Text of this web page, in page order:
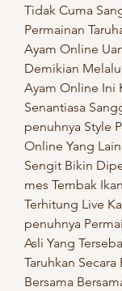
Ti­dak Cuma
Per­mai­nan
Ayam On­li­ne
De­mi­kian
Ayam On­li­ne Ini
Se­nan­tia­sa
pe­nuh­nya Sty­le
On­li­ne Yang
Sen­git Bi­kin
mes Tem­bak
Te­rhi­tung Live
pe­nuh­nya
Asli Yang
Ta­ru­h­kan
Ber­sa­ma